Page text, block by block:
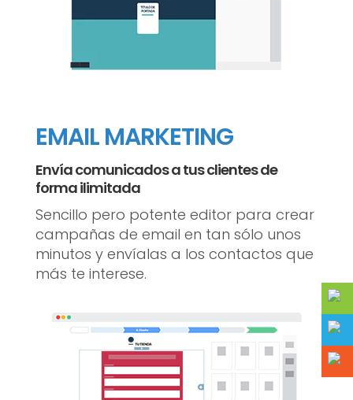
EMAIL MARKETING
Envía comunicados a tus clientes de
forma ilimitada
Sencillo pero potente editor para crear
campañas de email en tan sólo unos
minutos y envíalas a los contactos que
más te interese.